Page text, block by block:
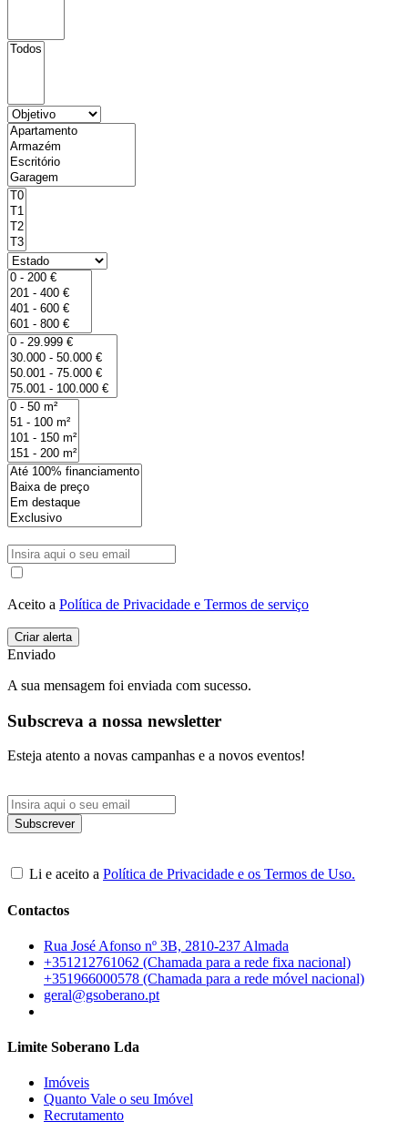
Aceito a Política de Privacidade e Termos de serviço
Enviado
A sua mensagem foi enviada com sucesso.
Subscreva a nossa newsletter
Esteja atento a novas campanhas e a novos eventos!
Li e aceito a Política de Privacidade e os Termos de Uso.
Contactos
Rua José Afonso nº 3B, 2810-237 Almada
+351212761062 (Chamada para a rede fixa nacional)
+351966000578 (Chamada para a rede móvel nacional)
geral@gsoberano.pt
Limite Soberano Lda
Imóveis
Quanto Vale o seu Imóvel
Recrutamento